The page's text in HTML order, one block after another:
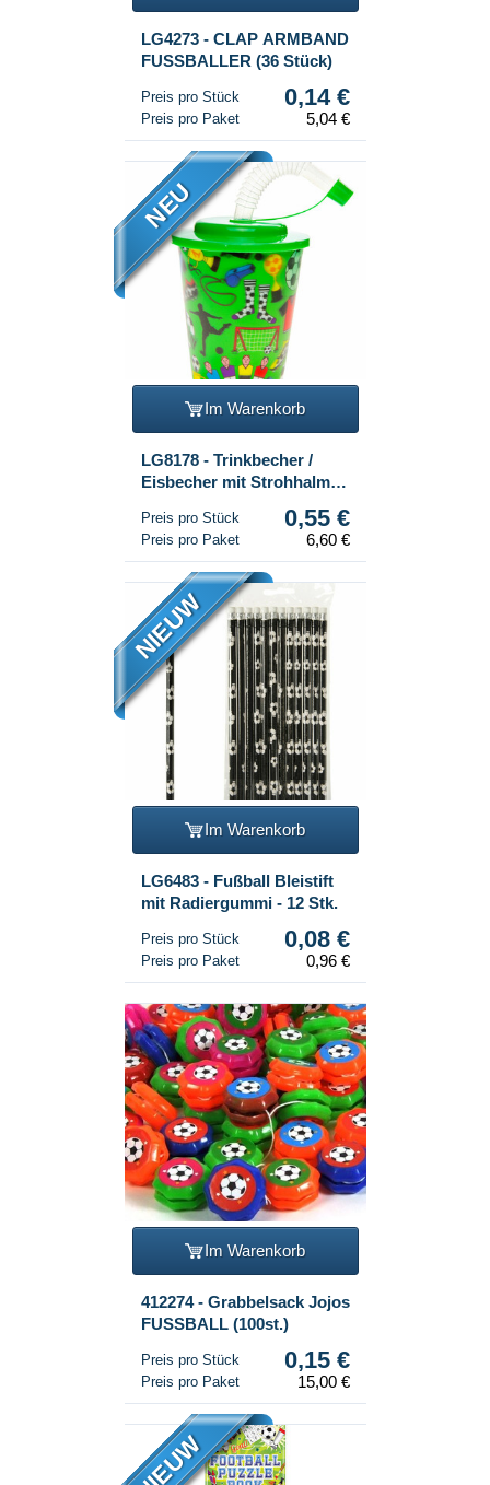
LG4273 - CLAP ARMBAND
FUSSBALLER (36 Stück)
Preis pro Stück 0,14 €
Preis pro Paket 5,04 €
NEU
Im Warenkorb
LG8178 - Trinkbecher /
Eisbecher mit Strohhalm -
Preis pro Stück 0,55 €
Preis pro Paket 6,60 €
NIEUW
Im Warenkorb
LG6483 - Fußball Bleistift
mit Radiergummi - 12 Stk.
Preis pro Stück 0,08 €
Preis pro Paket 0,96 €
Im Warenkorb
412274 - Grabbelsack Jojos
FUSSBALL (100st.)
Preis pro Stück 0,15 €
Preis pro Paket 15,00 €
NIEUW